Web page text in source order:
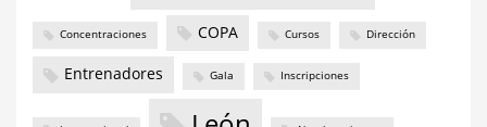
Concentraciones COPA Cursos Dirección
Entrenadores Gala Inscripciones